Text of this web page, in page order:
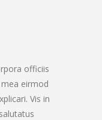
officiis
eirmod
Vis in